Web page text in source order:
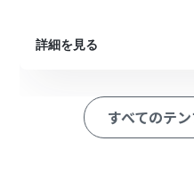
最後に、オペレーショ
※「トリガー」：フロー起動
ペレーション」：トリガー起
詳細を見る
すべてのテ